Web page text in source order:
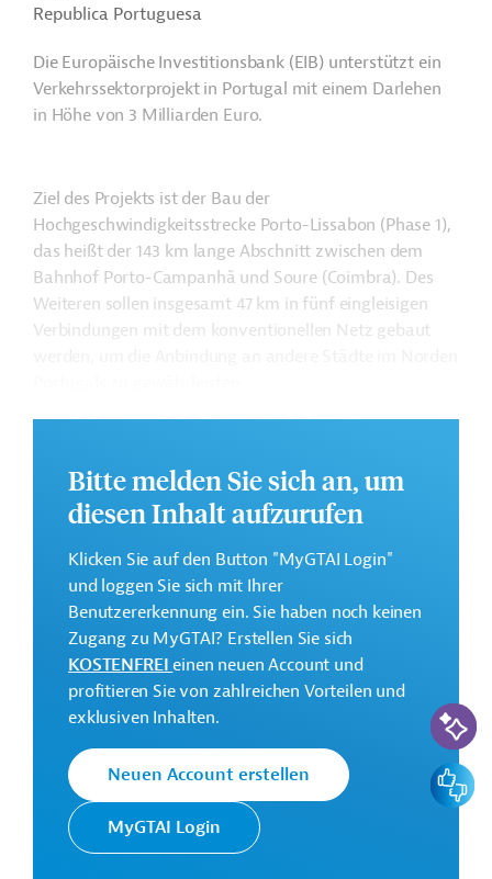
Republica Portuguesa
Die Europäische Investitionsbank (EIB) unterstützt ein
Verkehrssektorprojekt in Portugal mit einem Darlehen
in Höhe von 3 Milliarden Euro.
Ziel des Projekts ist der Bau der
Hochgeschwindigkeitsstrecke Porto-Lissabon (Phase 1),
das heißt der 143 km lange Abschnitt zwischen dem
Bahnhof Porto-Campanhã und Soure (Coimbra). Des
Weiteren sollen insgesamt 47 km in fünf eingleisigen
Verbindungen mit dem konventionellen Netz gebaut
Weitere Informationen zu dem geplanten Projekt finden
GTAI informiert über dieEIB: Schwerpunkte, Regularien
und praktische Hinweise zur Geschäftsanbahnung.
Gesamtkosten:
6,122 Milliarden Euro (voraussichtlich)
Geberbeitrag:
3 Milliarden Euro (voraussichtlich; Darlehen)
Kontaktadressen
Die EIB vertritt die
Bitte melden Sie sich an, um
diesen Inhalt aufzurufen
Klicken Sie auf den Button "MyGTAI Login"
und loggen Sie sich mit Ihrer
Benutzererkennung ein. Sie haben noch keinen
Zugang zu MyGTAI? Erstellen Sie sich
KOSTENFREIeinen neuen Account und
profitieren Sie von zahlreichen Vorteilen und
exklusiven Inhalten.
Neuen Account erstellen
MyGTAI Login
KI-